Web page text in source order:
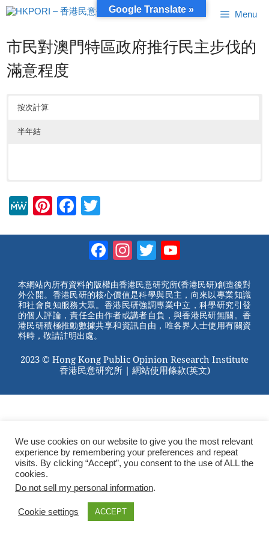
跳
至
容
Menu
市民對澳門特區政府推行民主步伐的
滿意程度
按次計算
半年結
M
Pi
st
F
b
o
o
k
tt
er
Facebook
Instagram
Twitter
本網站內所有資料的版權由香港民意研究所(香港民研)創造後對
外公開。香港民研的核心價值是科學與民主，向來以專業知識
和社會良知服務大眾。香港民研強調專業中立，科學研究引發
的個人評論，責任全由作者或講者自負，與香港民研無關。香
港民研積極推動數據共享和資訊自由，唯各界人士使用有關資
料時，敬請註明出處。
2023 © Hong Kong Public Opinion Research Institute
香港民意研究所 | 網站使用條款(英文)
We use cookies on our website to give you the most relevant
experience by remembering your preferences and repeat
visits. By clicking “Accept”, you consent to the use of ALL the
cookies.
Do not sell my personal information.
Cookie settings ACCEPT
Google Translate »